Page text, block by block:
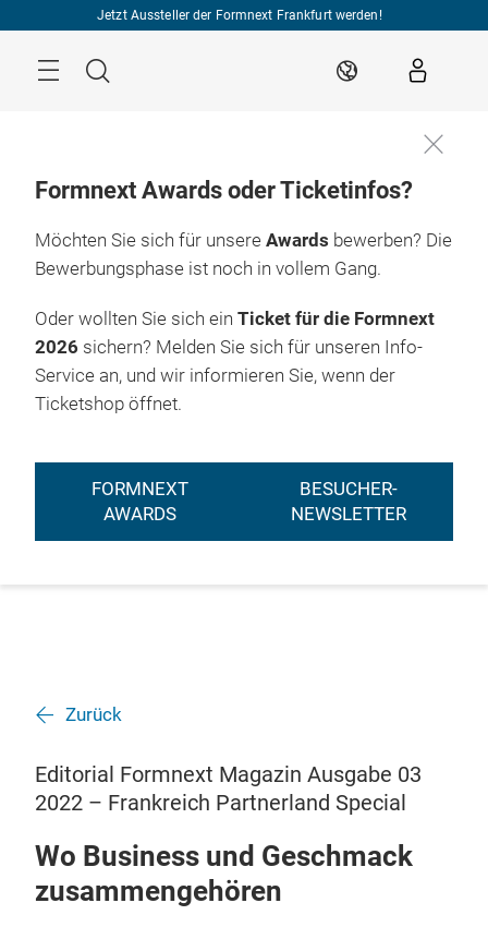
Jetzt Aussteller der Formnext Frankfurt werden!
Suche DE
Formnext Awards oder Ticketinfos?
Möchten Sie sich für unsere Awards bewerben? Die
Bewerbungsphase ist noch in vollem Gang.
Oder wollten Sie sich ein Ticket für die Formnext
2026 sichern? Melden Sie sich für unseren Info-
Service an, und wir informieren Sie, wenn der
Ticketshop öffnet.
FORMNEXT
AWARDS
BESUCHER-
NEWSLETTER
Zurück
Editorial Formnext Magazin Ausgabe 03
2022 – Frankreich Partnerland Special
Wo Business und Geschmack
zusammengehören